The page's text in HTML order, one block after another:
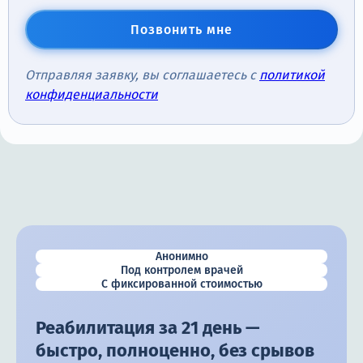
Позвонить мне
Отправляя заявку, вы соглашаетесь с политикой
конфиденциальности
Анонимно
Под контролем врачей
С фиксированной стоимостью
Реабилитация за 21 день —
быстро, полноценно, без срывов